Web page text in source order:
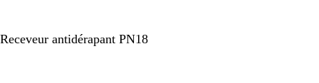
Receveur antidérapant PN18